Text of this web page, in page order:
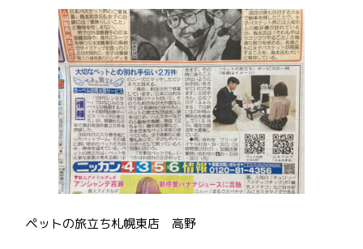
ペットの旅立ち札幌東店 高野